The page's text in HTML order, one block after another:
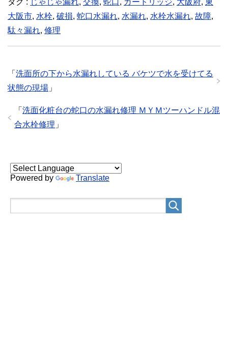
タグ : じゃじゃ漏れ, 交換, 蛇口 , カートリッジ, 大阪府, 東
大阪市, 水栓, 破損, 蛇口水漏れ, 水漏れ, 水栓水漏れ, 故障,
駄々漏れ, 修理
「 洗面所の下から水漏れしている バケツで水を受けてる
状態の現場 」
「 洗面化粧台の蛇口の水漏れ修理 ＭＹＭツーハンドル混
合水栓修理 」
Powered by Translate